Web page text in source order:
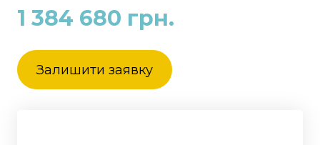
1 384 680 грн.
Залишити заявку